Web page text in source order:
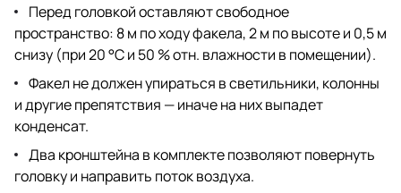
Перед головкой оставляют свободное
пространство: 8 м по ходу факела, 2 м по высоте и 0,5 м
снизу (при 20 °C и 50 % отн. влажности в помещении).
Факел не должен упираться в светильники, колонны
и другие препятствия — иначе на них выпадет
конденсат.
Два кронштейна в комплекте позволяют повернуть
головку и направить поток воздуха.